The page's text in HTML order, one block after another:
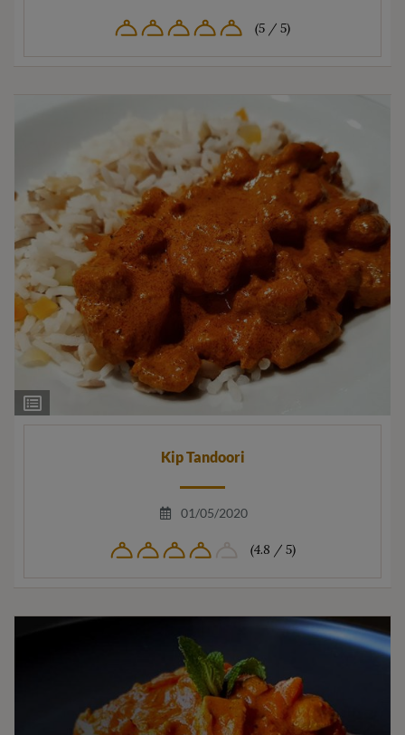
(5 / 5)
Ingrediëntenlijst
Kip Tandoori
01/05/2020
(4.8 / 5)